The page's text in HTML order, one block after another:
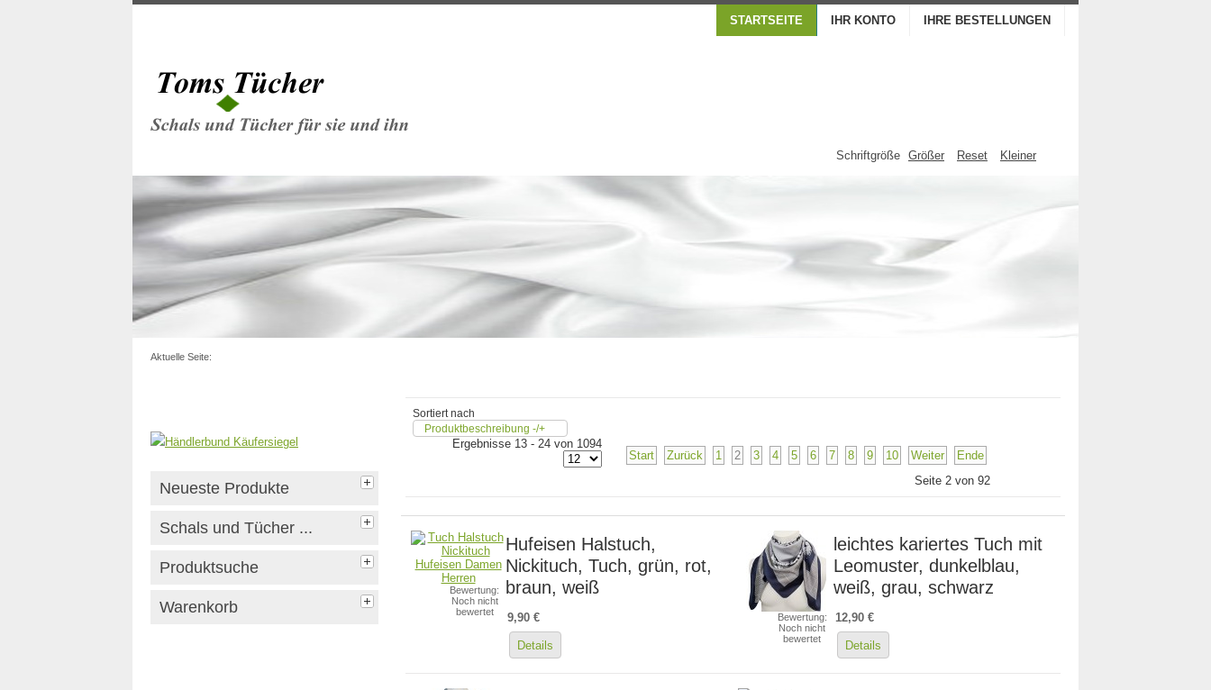
STARTSEITE IHR KONTO IHRE BESTELLUNGEN
Schriftgröße Größer Reset Kleiner
Aktuelle Seite:
Neueste Produkte
Schals und Tücher ...
Produktsuche
Warenkorb
Sortiert nach
Produktbeschreibung -/+
Ergebnisse 13 - 24 von 1094
Start
Zurück 1 2 3 4 5 6 7 8 9 10 Weiter
Ende
Seite 2 von 92
Bewertung:
Noch nicht
bewertet
Hufeisen Halstuch,
Nickituch, Tuch, grün, rot,
braun, weiß
9,90 €
Details
Bewertung:
Noch nicht
bewertet
leichtes kariertes Tuch mit
Leomuster, dunkelblau,
weiß, grau, schwarz
12,90 €
Details